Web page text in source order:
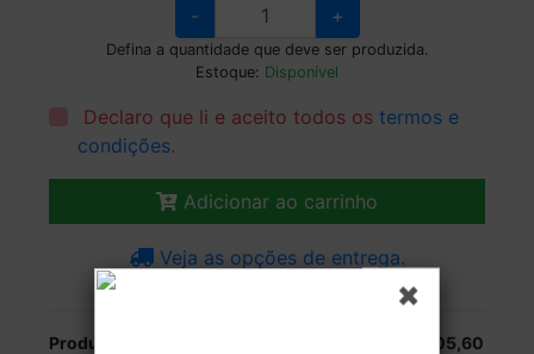
- +
Defina a quantidade que deve ser produzida.
Estoque: Disponível
Declaro que li e aceito todos ostermos e
condições.
Adicionar ao carrinho
Veja as opções de entrega.
Produção:
R$ 105,60